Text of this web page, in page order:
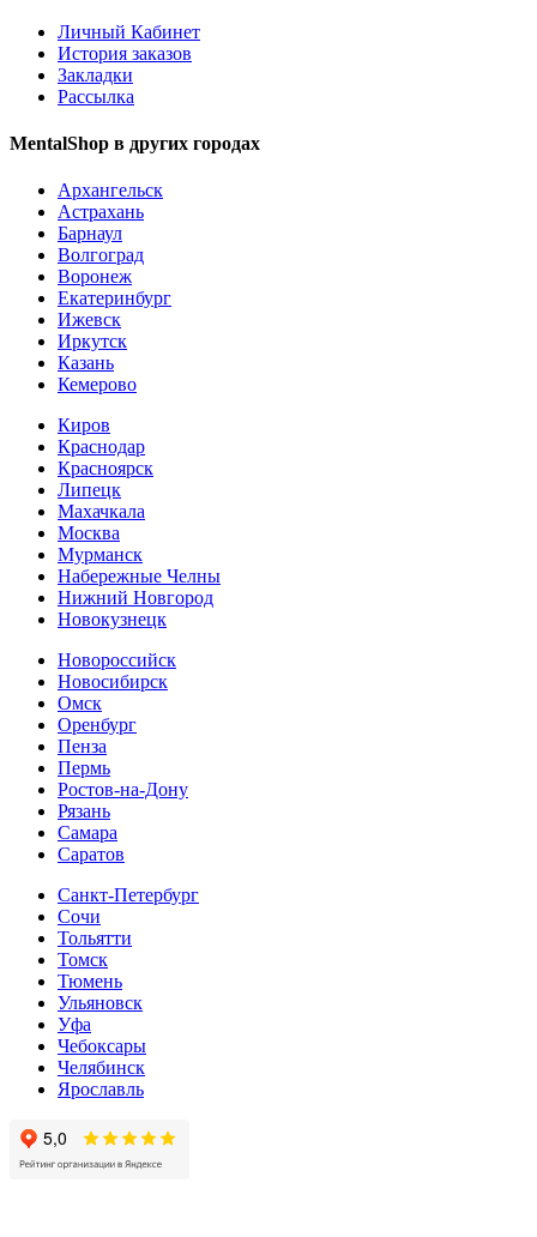
Личный Кабинет
История заказов
Закладки
Рассылка
MentalShop в других городах
Архангельск
Астрахань
Барнаул
Волгоград
Воронеж
Екатеринбург
Ижевск
Иркутск
Казань
Кемерово
Киров
Краснодар
Красноярск
Липецк
Махачкала
Москва
Мурманск
Набережные Челны
Нижний Новгород
Новокузнецк
Новороссийск
Новосибирск
Омск
Оренбург
Пенза
Пермь
Ростов-на-Дону
Рязань
Самара
Cаратов
Санкт-Петербург
Сочи
Тольятти
Томск
Тюмень
Ульяновск
Уфа
Чебоксары
Челябинск
Ярославль